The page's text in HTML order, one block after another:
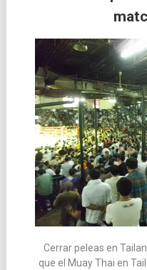
Cerrar peleas en
que el Muay Thai en
entradas